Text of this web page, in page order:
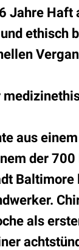
Jahre Haft
ethisch
aus
der
Baltimore
als